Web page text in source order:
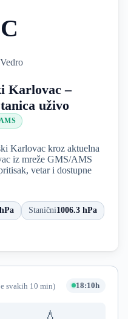
Vedro
Karlovac –
uživo
Karlovac kroz aktuelna
iz mreže GMS/AMS
vetar i dostupne
Stanični1006.3 hPa
svakih 10 min) 18:10h
💧